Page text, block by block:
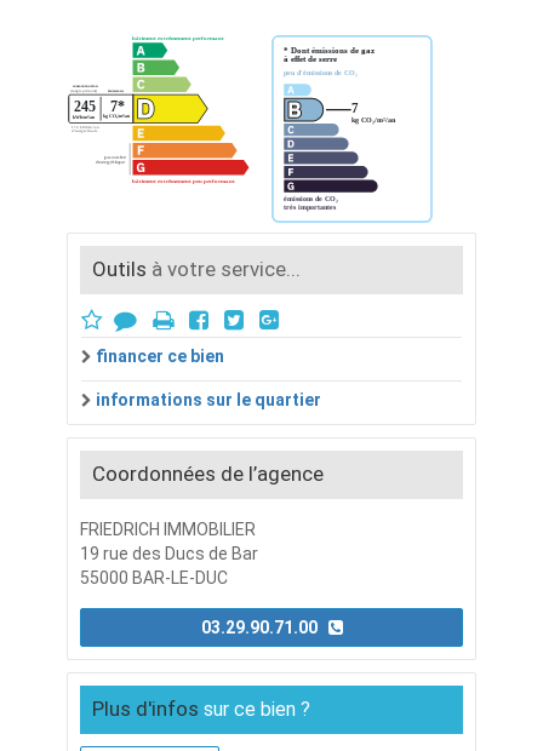
Outils à votre service...
financer ce bien
informations sur le quartier
Coordonnées de l’agence
FRIEDRICH IMMOBILIER
19 rue des Ducs de Bar
55000 BAR-LE-DUC
Plus d'infos sur ce bien ?